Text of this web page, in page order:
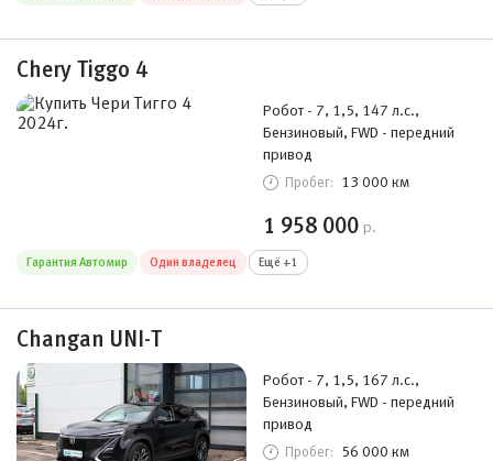
Chery Tiggo 4
Робот - 7, 1,5, 147 л.с.,
Бензиновый, FWD - передний
привод
Пробег: 13 000 км
1 958 000 р.
Гарантия Автомир Один владелец Ещё +1
Changan UNI-T
Робот - 7, 1,5, 167 л.с.,
Бензиновый, FWD - передний
привод
Пробег: 56 000 км